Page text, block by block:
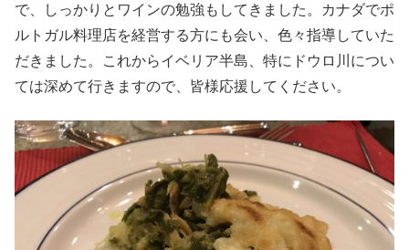
で、しっかりとワインの勉強もしてきました。カナダでポ
ルトガル料理店を経営する方にも会い、色々指導していた
だきました。これからイベリア半島、特にドウロ川につい
ては深めて行きますので、皆様応援してください。